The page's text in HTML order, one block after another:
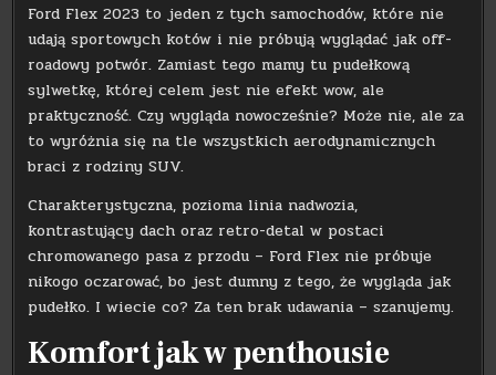
Ford Flex 2023 to jeden z tych samochodów, które nie
udają sportowych kotów i nie próbują wyglądać jak off-
roadowy potwór. Zamiast tego mamy tu pudełkową
sylwetkę, której celem jest nie efekt wow, ale
praktyczność. Czy wygląda nowocześnie? Może nie, ale za
to wyróżnia się na tle wszystkich aerodynamicznych
braci z rodziny SUV.
Charakterystyczna, pozioma linia nadwozia,
kontrastujący dach oraz retro-detal w postaci
chromowanego pasa z przodu – Ford Flex nie próbuje
nikogo oczarować, bo jest dumny z tego, że wygląda jak
pudełko. I wiecie co? Za ten brak udawania – szanujemy.
Komfort jak w penthousie